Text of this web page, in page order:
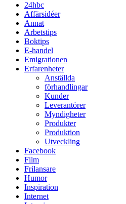
24hbc
Affärsidéer
Annat
Arbetstips
Boktips
E-handel
Emigrationen
Erfarenheter
Anställda
förhandlingar
Kunder
Leverantörer
Myndigheter
Produkter
Produktion
Utveckling
Facebook
Film
Frilansare
Humor
Inspiration
Internet